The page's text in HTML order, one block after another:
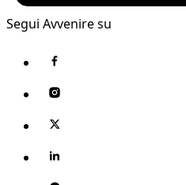
Segui Avvenire su